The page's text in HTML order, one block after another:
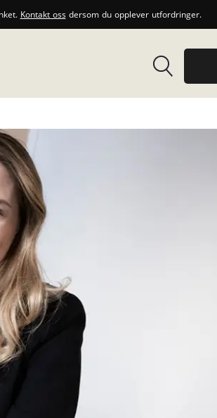
Kontakt ossdersom du opplever utfordringer.